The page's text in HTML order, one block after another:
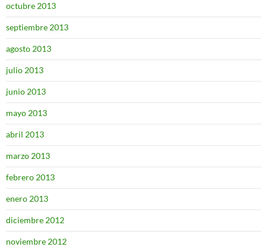
octubre 2013
septiembre 2013
agosto 2013
julio 2013
junio 2013
mayo 2013
abril 2013
marzo 2013
febrero 2013
enero 2013
diciembre 2012
noviembre 2012